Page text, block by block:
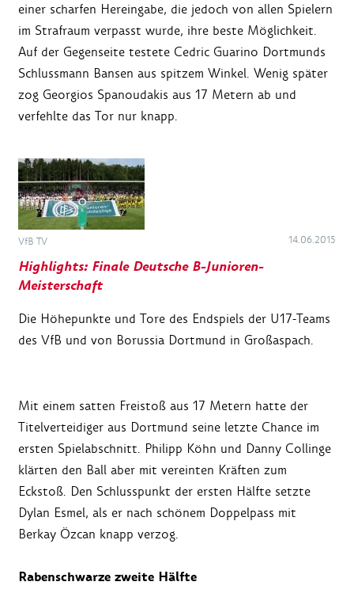
einer scharfen Hereingabe, die jedoch von allen Spielern
im Strafraum verpasst wurde, ihre beste Möglichkeit.
Auf der Gegenseite testete Cedric Guarino Dortmunds
Schlussmann Bansen aus spitzem Winkel. Wenig später
zog Georgios Spanoudakis aus 17 Metern ab und
verfehlte das Tor nur knapp.
VfB TV 14.06.2015
Highlights: Finale Deutsche B-Junioren-
Meisterschaft
Die Höhepunkte und Tore des Endspiels der U17-Teams
des VfB und von Borussia Dortmund in Großaspach.
Mit einem satten Freistoß aus 17 Metern hatte der
Titelverteidiger aus Dortmund seine letzte Chance im
ersten Spielabschnitt. Philipp Köhn und Danny Collinge
klärten den Ball aber mit vereinten Kräften zum
Eckstoß. Den Schlusspunkt der ersten Hälfte setzte
Dylan Esmel, als er nach schönem Doppelpass mit
Berkay Özcan knapp verzog.
Rabenschwarze zweite Hälfte